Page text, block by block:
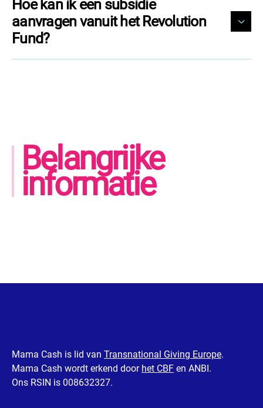
Belangrijke
informatie
Hoe kan ik een subsidie
aanvragen vanuit het Revolution
Fund?
Mama Cash is lid van Transnational Giving Europe.
Mama Cash wordt erkend door het CBF en ANBI.
Ons RSIN is 008632327.